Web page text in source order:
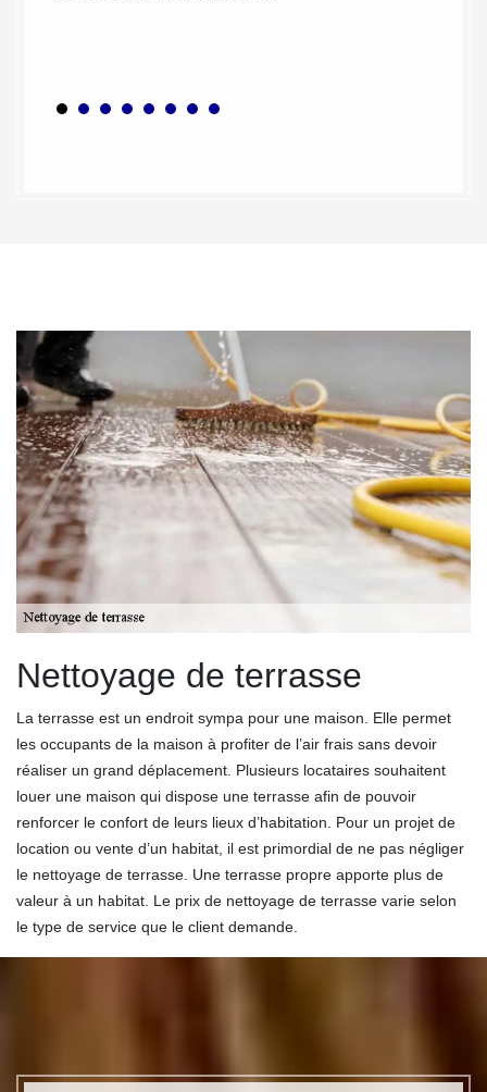
Nettoyage de terrasse
La terrasse est un endroit sympa pour une maison. Elle permet
les occupants de la maison à profiter de l’air frais sans devoir
réaliser un grand déplacement. Plusieurs locataires souhaitent
louer une maison qui dispose une terrasse afin de pouvoir
renforcer le confort de leurs lieux d’habitation. Pour un projet de
location ou vente d’un habitat, il est primordial de ne pas négliger
le nettoyage de terrasse. Une terrasse propre apporte plus de
valeur à un habitat. Le prix de nettoyage de terrasse varie selon
le type de service que le client demande.